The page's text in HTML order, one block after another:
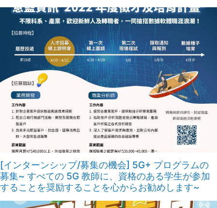
[インターンシップ/募集の機会] 5G+ プログラムの
募集~ すべての 5G 教師に、資格のある学生が参加
することを奨励することを心からお勧めします~